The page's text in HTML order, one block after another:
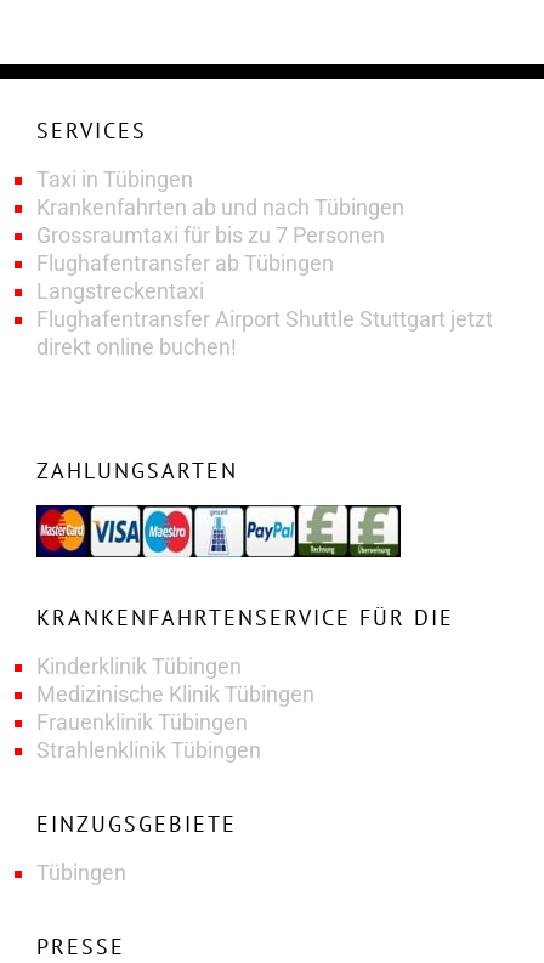
SERVICES
Taxi in Tübingen
Krankenfahrten ab und nach Tübingen
Grossraumtaxi für bis zu 7 Personen
Flughafentransfer ab Tübingen
Langstreckentaxi
Flughafentransfer Airport Shuttle Stuttgart jetzt
direkt online buchen!
ZAHLUNGSARTEN
KRANKENFAHRTENSERVICE FÜR DIE
Kinderklinik Tübingen
Medizinische Klinik Tübingen
Frauenklinik Tübingen
Strahlenklinik Tübingen
EINZUGSGEBIETE
Tübingen
PRESSE